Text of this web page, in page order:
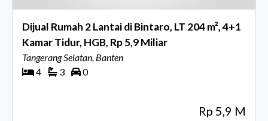
Dijual Rumah 2 Lantai di Bintaro, LT 204 m², 4+1
Kamar Tidur, HGB, Rp 5,9 Miliar
Tangerang Selatan, Banten
4
3 0
Rp 5,9 M